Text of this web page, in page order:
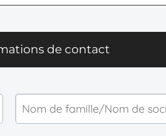
de contact